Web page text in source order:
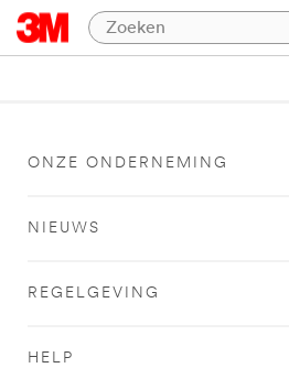
ONZE ONDERNEMING
NIEUWS
REGELGEVING
HELP